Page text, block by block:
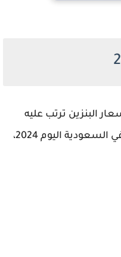
البنزين ترتب عليه
ارتفاع جميع اسعار السلع الاخري، لذلك يتابع الكثير من الافراد يوميا اسعار البنزين في السعودية اليوم 2024،